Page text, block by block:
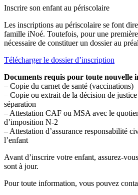
Inscrire son enfant au périscolaire
Les inscriptions au périscolaire se font
famille iNoé. Toutefois, pour une
nécessaire de constituer un dossier au
Télécharger le dossier d’inscription
Documents requis pour toute nouvelle
– Copie du carnet de santé (vaccinations)
– Copie ou extrait de la décision de
séparation
– Attestation CAF ou MSA avec le
d’imposition N-2
– Attestation d’assurance responsabilité
l’enfant
Avant d’inscrire votre enfant, assurez-
sont à jour.
Pour toute information, vous pouvez